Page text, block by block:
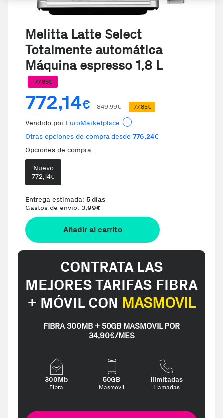
Melitta Latte Select
Totalmente automática
Máquina espresso 1,8 L
-77,85€
772,14€ 849,99€ -77,85€
Vendido por EuroMarketplace
Otras opciones de compra desde 776,24€
Opciones de compra:
Nuevo
772,14€
Entrega estimada: 5 días
Gastos de envio: 3,99€
Añadir al carrito
CONTRATA LAS
MEJORES TARIFAS FIBRA
+ MÓVIL CON MASMOVIL
FIBRA 300MB + 50GB MASMOVIL POR
34,90€/MES
300Mb
Fibra
50GB
Masmovil
Ilimitadas
Llamadas